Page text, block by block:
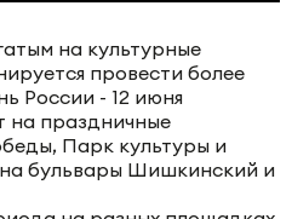
на культурные
провести более
России - 12 июня
на праздничные
Парк культуры и
бульвары Шишкинский и